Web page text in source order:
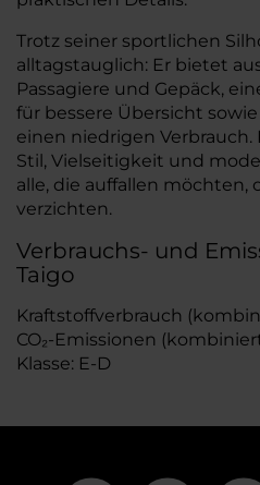
Trotz seiner sportlichen
alltagstauglich: Er bietet
Passagiere und Gepäck,
für bessere Übersicht
einen niedrigen Verbrauch.
Stil, Vielseitigkeit und
alle, die auffallen möchten,
verzichten.
Verbrauchs- und
Taigo
Kraftstoffverbrauch
CO₂-Emissionen
Klasse: E-D